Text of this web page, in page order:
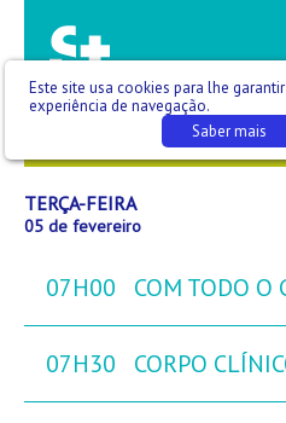
04 TER
TERÇA-FEIRA
05 de fevereiro
07H00 COM TODO O
07H30 CORPO
Este site usa cookies para lhe
experiência de navegação.
Saber mais